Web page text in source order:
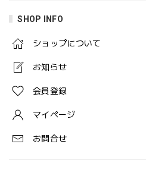
SHOP INFO
ショップについて
お知らせ
会員登録
マイページ
お問合せ